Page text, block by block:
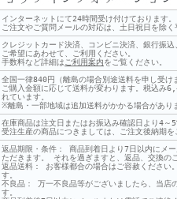
インターネットにて24時間受け付けております。
ご注文やご質問メールの対応は、土日祝日を除く
クレジットカード決済、コンビニ決済、銀行振
ご希望にあわせて、ご利用ください。
手数料など詳細は ご利用案内をご覧ください。
全国一律840円（離島の場合別途送料を申し受け
ご購入金額に応じて送料が変わります。税込み
れています。
※離島・一部地域は追加送料がかかる場合があり
在庫商品は注文日またはお振込み確認日より4～5
受注生産の商品につきましては、ご注文後納期を
返品期限・条件： 商品到着日より7日以内にメ
ただきます。 それを過ぎますと、返品、交換の
返品送料： お客様都合の場合はご容赦ください
す。
不良品： 万一不良品等がございましたら、当店
す。